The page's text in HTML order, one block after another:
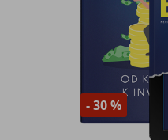
- 30 %